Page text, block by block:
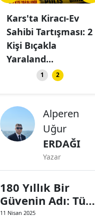
Kars'ta Kiracı-Ev
Sahibi Tartışması: 2
Kişi Bıçakla
Yaraland...
1 2
Alperen
Uğur
ERDAĞI
Yazar
180 Yıllık Bir
Güvenin Adı: Türk
Polis Teşkilatı
11 Nisan 2025